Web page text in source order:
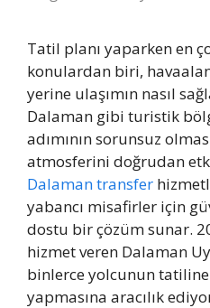
Tatil planı yaparken en
konulardan biri,
yerine ulaşımın nasıl
Dalaman gibi turistik
adımının sorunsuz
atmosferini doğrudan
Dalaman transfer
yabancı misafirler için
dostu bir çözüm sunar.
hizmet veren Dalaman
binlerce yolcunun
yapmasına aracılık